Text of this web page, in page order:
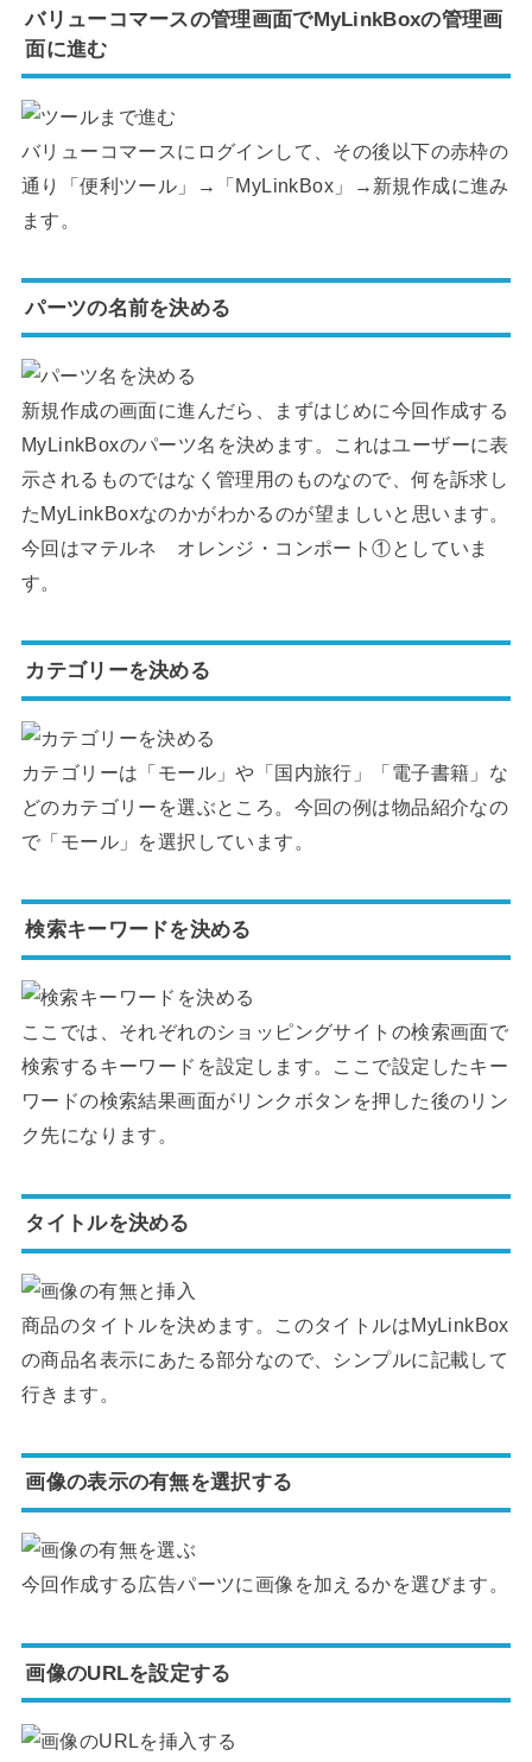
バリューコマースの管理画面でMyLinkBoxの管理画
面に進む
バリューコマースにログインして、その後以下の赤枠の
通り「便利ツール」→「MyLinkBox」→新規作成に進み
ます。
パーツの名前を決める
新規作成の画面に進んだら、まずはじめに今回作成する
MyLinkBoxのパーツ名を決めます。これはユーザーに表
示されるものではなく管理用のものなので、何を訴求し
たMyLinkBoxなのかがわかるのが望ましいと思います。
今回はマテルネ オレンジ・コンポート①としていま
す。
カテゴリーを決める
カテゴリーは「モール」や「国内旅行」「電子書籍」な
どのカテゴリーを選ぶところ。今回の例は物品紹介なの
で「モール」を選択しています。
検索キーワードを決める
ここでは、それぞれのショッピングサイトの検索画面で
検索するキーワードを設定します。ここで設定したキー
ワードの検索結果画面がリンクボタンを押した後のリン
ク先になります。
タイトルを決める
商品のタイトルを決めます。このタイトルはMyLinkBox
の商品名表示にあたる部分なので、シンプルに記載して
行きます。
画像の表示の有無を選択する
今回作成する広告パーツに画像を加えるかを選びます。
画像のURLを設定する